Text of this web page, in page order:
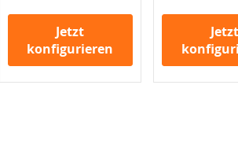
Jetzt
konfigurieren
Jetzt